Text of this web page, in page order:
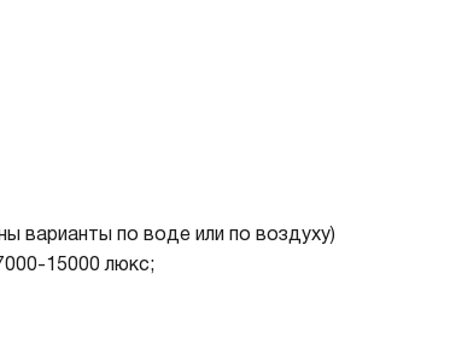
варианты по воде или по воздуху)
15000 люкс;